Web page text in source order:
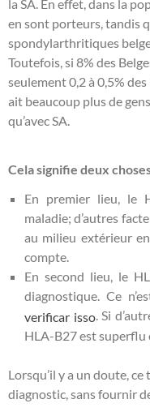
la SA. En effet, dans la
en sont porteurs, tandis
spondylarthritiques
Toutefois, si 8% des
seulement 0,2 à 0,5%
ait beaucoup plus de
qu’avec SA.
Cela signifie deux
En premier lieu, le
maladie; d’autres
au milieu extérieur
compte.
En second lieu, le
diagnostique. Ce
verificar isso. Si
HLA-B27 est superflu
Lorsqu’il y a un doute,
diagnostic, sans fournir